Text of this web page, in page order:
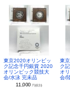
東京2020オリンピッ
ク記念千円銀貨 2020
オリンピック競技大
会/水泳 完未品
11,000円(税別)
東
ク
オ
会/